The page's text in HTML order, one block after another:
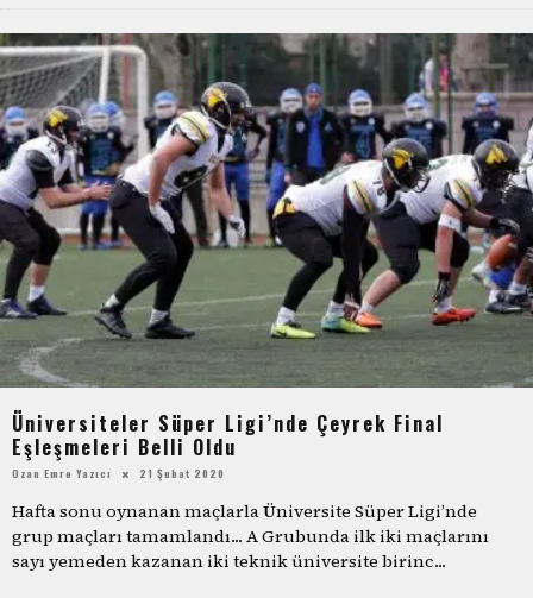
Üniversiteler Süper Ligi’nde Çeyrek Final
Eşleşmeleri Belli Oldu
Ozan Emre Yazıcı 21 Şubat 2020
Hafta sonu oynanan maçlarla Üniversite Süper Ligi’nde
grup maçları tamamlandı... A Grubunda ilk iki maçlarını
sayı yemeden kazanan iki teknik üniversite birinc...